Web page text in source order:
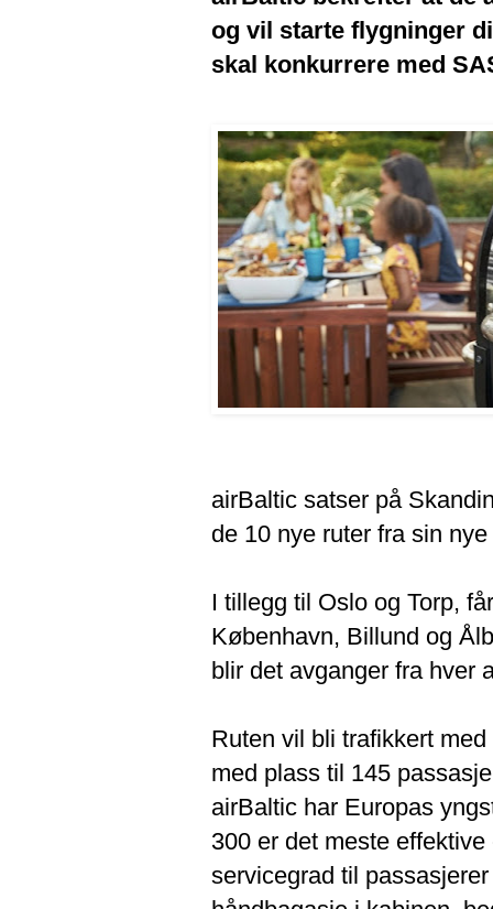
og vil starte flygninger
skal konkurrere med
airBaltic satser på
de 10 nye ruter fra sin
I tillegg til Oslo og Torp,
København, Billund og
blir det avganger fra hver
Ruten vil bli trafikkert
med plass til 145
airBaltic har Europas
300 er det meste
servicegrad til